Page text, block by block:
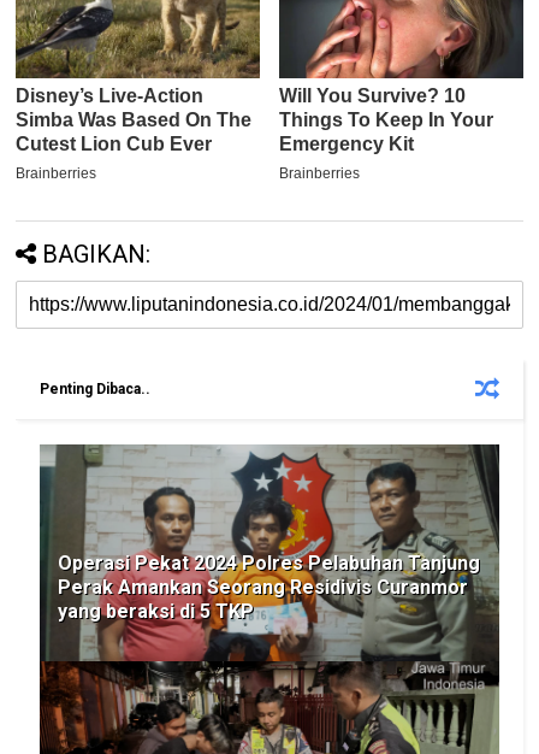
BAGIKAN:
Penting Dibaca..
Operasi Pekat 2024 Polres Pelabuhan Tanjung
Perak Amankan Seorang Residivis Curanmor
yang beraksi di 5 TKP